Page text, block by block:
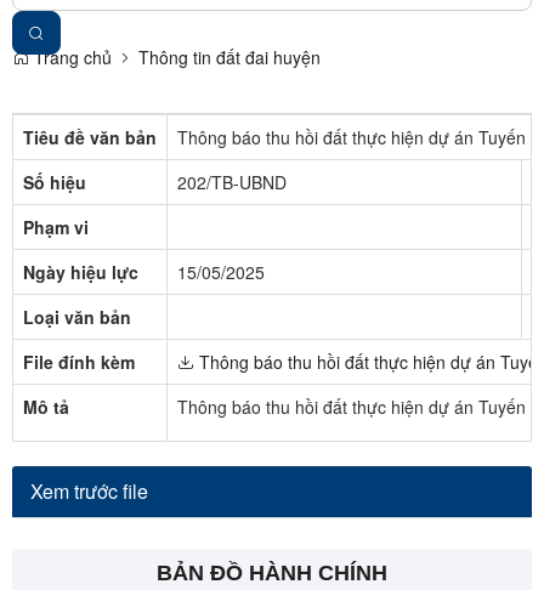
Trang chủ Thông tin đất đai huyện
Tiêu đề văn bản
Thông báo thu hồi đất thực hiện dự án Tuyến
Số hiệu
202/TB-UBND
Phạm vi
Ngày hiệu lực
15/05/2025
Loại văn bản
File đính kèm
Thông báo thu hồi đất thực hiện dự án
Mô tả
Thông báo thu hồi đất thực hiện dự án Tuyến
Xem trước file
BẢN ĐỒ HÀNH CHÍNH